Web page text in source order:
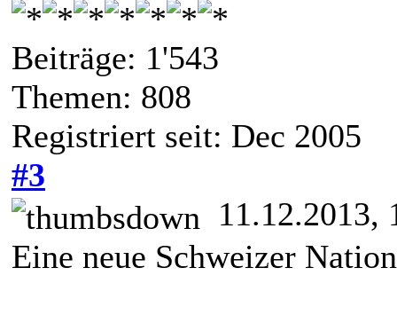
Beiträge: 1'543
Themen: 808
Registriert seit: Dec 2005
#3
11.12.2013,
Eine neue Schweizer